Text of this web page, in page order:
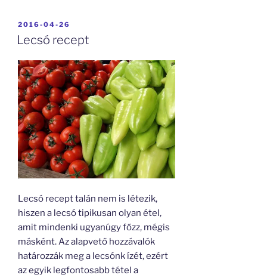
BEKÜLDVE:
2016-04-26
Lecsó recept
Lecsó recept talán nem is létezik,
hiszen a lecsó tipikusan olyan étel,
amit mindenki ugyanúgy főzz, mégis
másként. Az alapvető hozzávalók
határozzák meg a lecsónk ízét, ezért
az egyik legfontosabb tétel a